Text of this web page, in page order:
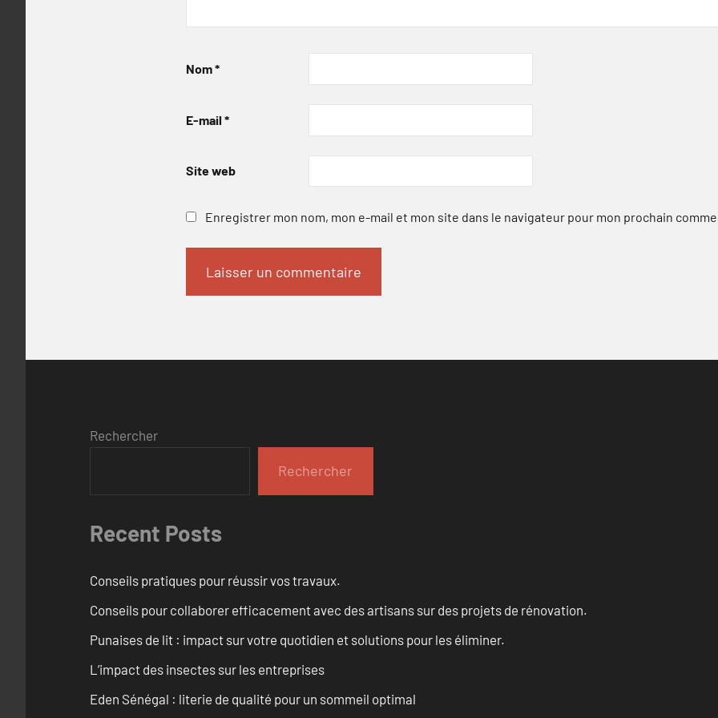
Nom*
E-mail *
Site web
Enregistrer mon nom, mon e-mail et mon site dans le navigateur pour mon prochain
Rechercher
Rechercher
Recent Posts
Conseils pratiques pour réussir vos travaux.
Conseils pour collaborer efficacement avec des artisans sur des projets de rénovation.
Punaises de lit : impact sur votre quotidien et solutions pour les éliminer.
L’impact des insectes sur les entreprises
Eden Sénégal : literie de qualité pour un sommeil optimal